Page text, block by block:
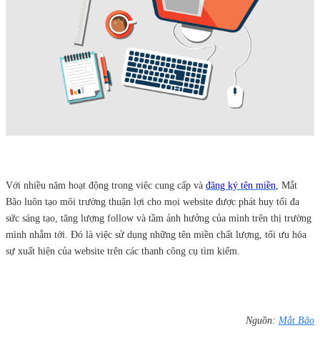
Với nhiều năm hoạt động trong việc cung cấp và đăng ký tên miền , Mắt
Bão luôn tạo môi trường thuận lợi cho mọi website được phát huy tối đa
sức sáng tạo, tăng lượng follow và tầm ảnh hưởng của mình trên thị trường
mình nhắm tới. Đó là việc sử dụng những tên miền chất lượng, tối ưu hóa
sự xuất hiện của website trên các thanh công cụ tìm kiếm.
Nguồn: Mắt Bão